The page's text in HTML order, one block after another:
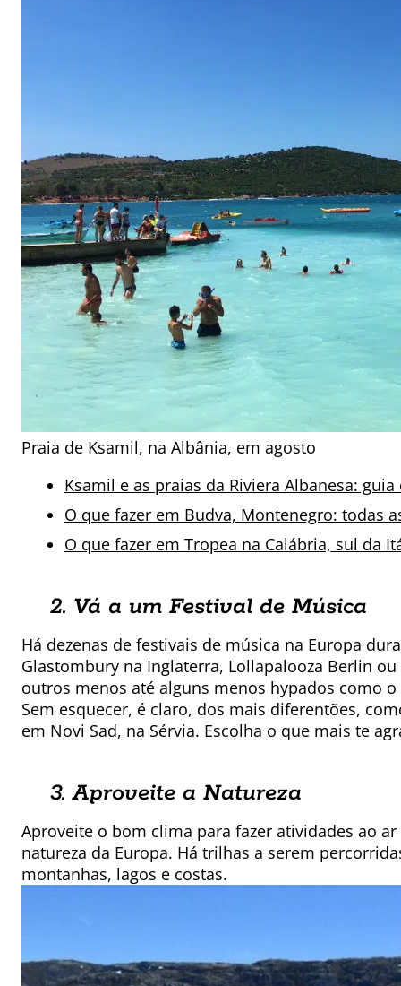
Praia de Ksamil, na Albânia, em agosto
Ksamil e as praias da Riviera Albanesa:
O que fazer em Budva, Montenegro: todas
O que fazer em Tropea na Calábria, sul da
2. Vá a um Festival de Música
Há dezenas de festivais de música na Europa
Glastombury na Inglaterra, Lollapalooza Berlin
outros menos até alguns menos hypados como
Sem esquecer, é claro, dos mais diferentões,
em Novi Sad, na Sérvia. Escolha o que mais te
3. Aproveite a Natureza
Aproveite o bom clima para fazer atividades ao
natureza da Europa. Há trilhas a serem
montanhas, lagos e costas.